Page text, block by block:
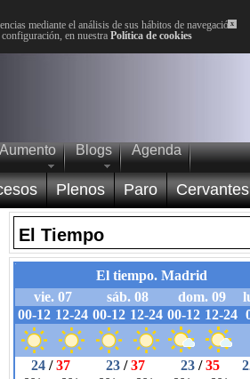
x
mediante el análisis de sus hábitos de navegación.
en nuestra Política de cookies
Blogs Agenda
Plenos Paro Cervantes
El Tiempo